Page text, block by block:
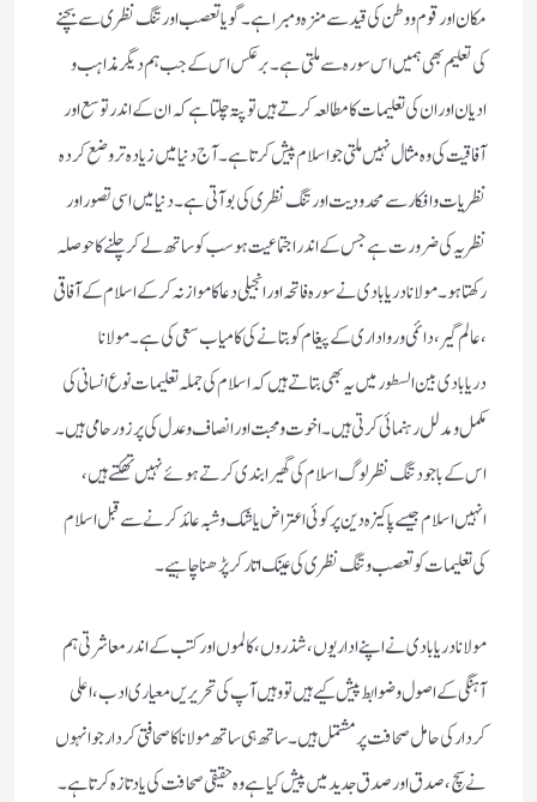
مکان اور قوم و وطن کی قید سے منزہ و مبرا ہے ۔ گویا تعصب اور تنگ نظری سے بچنے
کی تعلیم بھی ہمیں اس سورہ سے ملتی ہے ۔ برعکس اس کے جب ہم دیگر مذاہب و
ادیان اور ان کی تعلیمات کا مطالعہ کرتے ہیں تو پتہ چلتا ہے کہ ان کے اندر توسع اور
آفاقیت کی وہ مثال نہیں ملتی جو اسلام پیش کرتا ہے ۔ آج دنیا میں زیادہ تر وضع کردہ
نظریات و افکار سے محدودیت اور تنگ نظری کی بو آتی ہے ۔ دنیا میں اسی تصور اور
نظریہ کی ضرورت ہے جس کے اندر اجتماعیت ہو سب کو ساتھ لے کر چلنے کا حوصلہ
رکھتا ہو ۔ مولانا دریابادی نے سورہ فاتحہ اور انجیلی دعا کا موازنہ کرکے اسلام کے آفاقی
، عالم گیر، دائمی و رواداری کے پیغام کو بتانے کی کامیاب سعی کی ہے ۔ مولانا
دریابادی بین السطور میں یہ بھی بتاتے ہیں کہ اسلام کی جملہ تعلیمات نوع انسانی کی
مکمل و مدلل رہنمائی کرتی ہیں ۔ اخوت و محبت اور انصاف و عدل کی پر زور حامی ہیں ۔
اس کے باجود تنگ نظرلوگ اسلام کی گھیرا بندی کرتے ہوئے نہیں تھکتے ہیں ،
انہیں اسلام جیسے پاکیزہ دین پر کوئی اعتراض یا شک و شبہ عائد کرنے سے قبل اسلام
کی تعلیمات کو تعصب و تنگ نظری کی عینک اتار کر پڑھنا چاہیے۔
مولانا دریابادی نے اپنے اداریوں ، شذروں ، کالموں اور کتب کے اندر معاشرتی ہم
آہنگی کے اصول و ضوابط پیش کیے ہیں تو وہیں آپ کی تحریریں معیاری ادب ، اعلی
کردار کی حامل صحافت پر مشتمل ہیں ۔ ساتھ ہی ساتھ مولانا کا صحافتی کردار جو انہوں
نے سچ ، صدق اور صدق جدید میں پیش کیا ہے وہ حقیقی صحافت کی یاد تازہ کرتا ہے ۔